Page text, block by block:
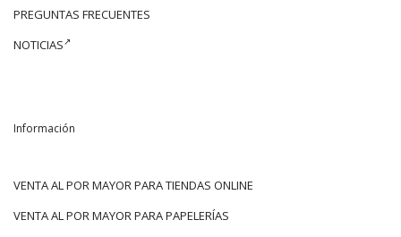
PREGUNTAS FRECUENTES
NOTICIAS
Información
VENTA AL POR MAYOR PARA TIENDAS ONLINE
VENTA AL POR MAYOR PARA PAPELERÍAS